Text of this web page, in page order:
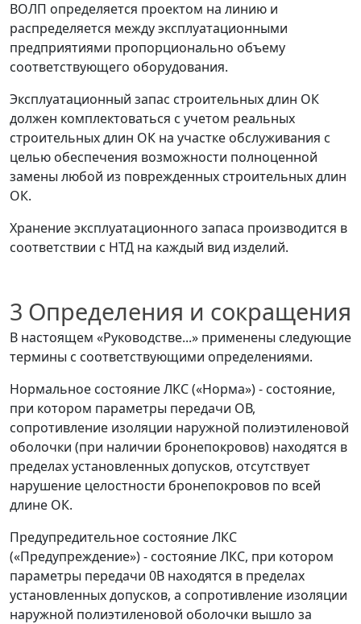
ВОЛП определяется проектом на линию и
распределяется между эксплуатационными
предприятиями пропорционально объему
соответствующего оборудования.
Эксплуатационный запас строительных длин ОК
должен комплектоваться с учетом реальных
строительных длин ОК на участке обслуживания с
целью обеспечения возможности полноценной
замены любой из поврежденных строительных длин
ОК.
Хранение эксплуатационного запаса производится в
соответствии с НТД на каждый вид изделий.
3 Определения и сокращения
В настоящем «Руководстве...» применены следующие
термины с соответствующими определениями.
Нормальное состояние ЛКС («Норма») - состояние,
при котором параметры передачи ОВ,
сопротивление изоляции наружной полиэтиленовой
оболочки (при наличии бронепокровов) находятся в
пределах установленных допусков, отсутствует
нарушение целостности бронепокровов по всей
длине ОК.
Предупредительное состояние ЛКС
(«Предупреждение») - состояние ЛКС, при котором
параметры передачи 0В находятся в пределах
установленных допусков, а сопротивление изоляции
наружной полиэтиленовой оболочки вышло за